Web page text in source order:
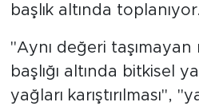
başlık altında toplanıyor.
"Aynı değeri
başlığı altında bitkisel
yağları karıştırılması",